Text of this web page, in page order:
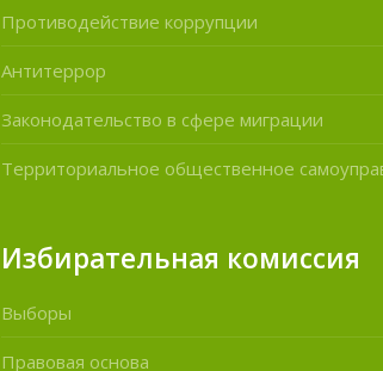
Противодействие коррупции
Антитеррор
Законодательство в сфере миграции
Территориальное общественное
Избирательная комиссия
Выборы
Правовая основа